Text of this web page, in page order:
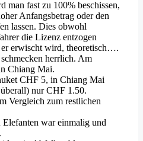
man fast zu 100% beschissen,
Anfangsbetrag oder den
lassen. Dies obwohl
die Lizenz entzogen
erwischt wird, theoretisch….
herrlich. Am
Chiang Mai.
CHF 5, in Chiang Mai
nur CHF 1.50.
Vergleich zum restlichen
war einmalig und